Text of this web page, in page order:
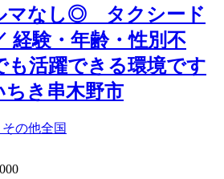
マなし◎ タクシード
経験・年齢・性別不
活躍できる環境です
き串木野市
の他全国